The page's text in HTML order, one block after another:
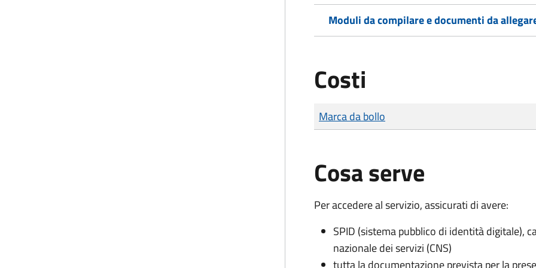
Moduli da compilare e documenti da
Costi
Tipo di pagamento
Importo
Marca da bollo
Cosa serve
Per accedere al servizio, assicurati di avere:
SPID (sistema pubblico di identità digitale),
nazionale dei servizi (CNS)
tutta la documentazione prevista per la